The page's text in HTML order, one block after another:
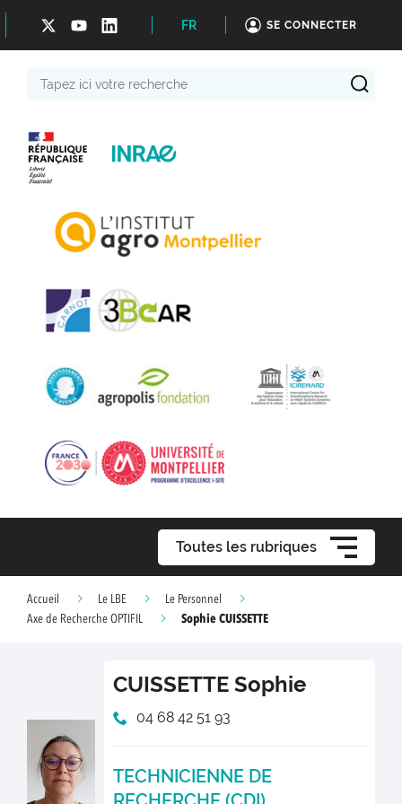
FR SE CONNECTER
Toutes les rubriques
Accueil Le LBE
Le Personnel
Axe de Recherche OPTIFIL
Sophie CUISSETTE
CUISSETTE Sophie
04 68 42 51 93
TECHNICIENNE DE